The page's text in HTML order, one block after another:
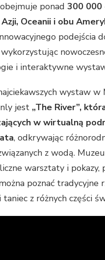
ponad 300 000
Oceanii i obu
podejścia
i interaktywne
wystaw w
jest „The River”,
w wirtualną
, odkrywając
z wodą.
warsztaty i pokazy,
poznać tradycyjne
taniec z różnych części